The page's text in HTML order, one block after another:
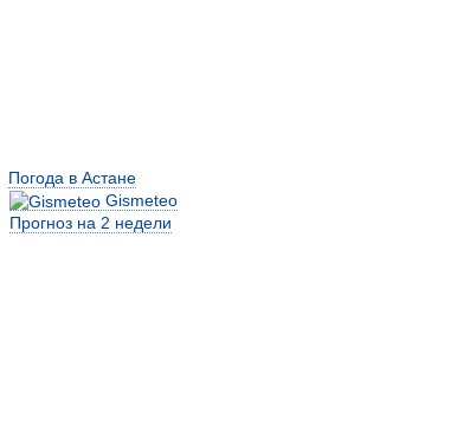
Погода в Астане
Gismeteo
Прогноз на 2 недели